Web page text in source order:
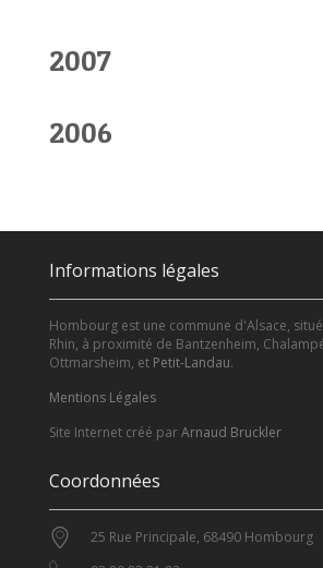
2007
2006
Informations légales
Hombourg est une commune d'Alsace,
Rhin, à proximité de Bantzenheim,
Ottmarsheim, et Petit-Landau.
Mentions Légales
Site Internet créé parArnaud Bruckler
Coordonnées
25 Rue Principale, 68490 Hombourg